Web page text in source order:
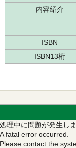
内容紹介
ISBN
ISBN13桁
処理中に問題が発生し
A fatal error occurred.
Please contact the